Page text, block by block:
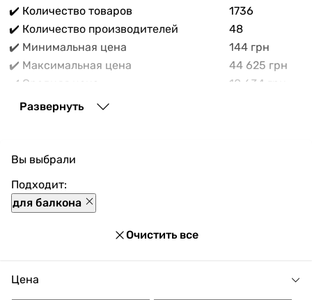
✔️ Количество товаров
1736
✔️ Количество производителей
48
✔️ Минимальная цена
144 грн
✔️ Максимальная цена
44 625 грн
✔️ Средняя цена
10 634 грн
В прайс-каталоге vencon.ua Теплый пол для балкона
покупка в кредит и множество акций и скидок для
каждого покупателя.
Развернуть
Вы выбрали
Подходит:
для балкона
Очистить все
Цена